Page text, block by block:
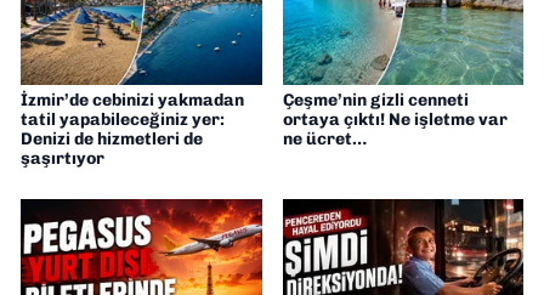
İzmir’de cebinizi yakmadan
tatil yapabileceğiniz yer:
Denizi de hizmetleri de
şaşırtıyor
Çeşme’nin gizli cenneti
ortaya çıktı! Ne işletme var
ne ücret…